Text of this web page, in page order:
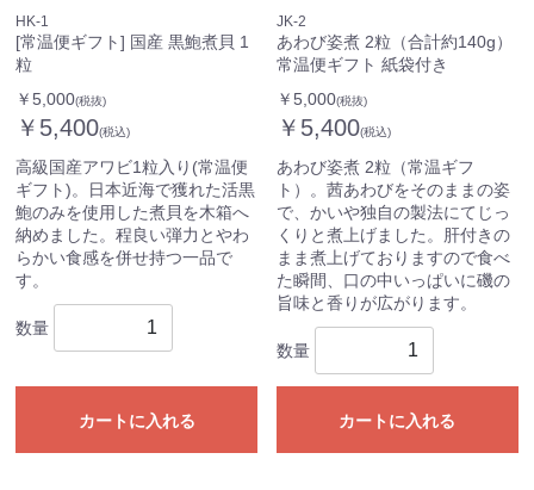
HK-1
[常温便ギフト] 国産 黒鮑煮貝 1
粒
￥5,000(税抜)
￥5,400(税込)
高級国産アワビ1粒入り(常温便
ギフト)。日本近海で獲れた活黒
鮑のみを使用した煮貝を木箱へ
納めました。程良い弾力とやわ
らかい食感を併せ持つ一品で
す。
数量
カートに入れる
JK-2
あわび姿煮 2粒（合計約140g）
常温便ギフト 紙袋付き
￥5,000(税抜)
￥5,400(税込)
あわび姿煮 2粒（常温ギフ
ト）。茜あわびをそのままの姿
で、かいや独自の製法にてじっ
くりと煮上げました。肝付きの
まま煮上げておりますので食べ
た瞬間、口の中いっぱいに磯の
旨味と香りが広がります。
数量
カートに入れる